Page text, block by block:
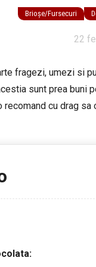
Brioșe/Fursecuri
22
fragezi, umezi si
sunt prea buni
cu drag sa